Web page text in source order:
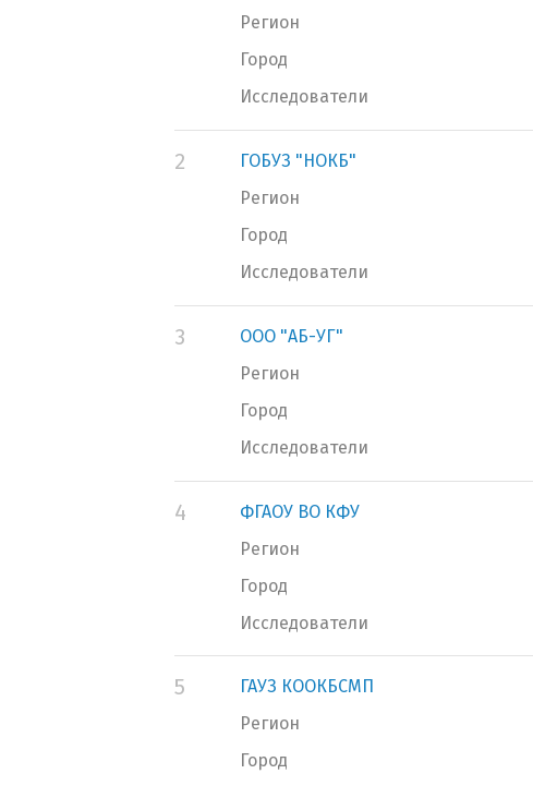
Регион
Город
Исследователи
2
ГОБУЗ "НОКБ"
Регион
Город
Исследователи
3
ООО "АБ-УГ"
Регион
Город
Исследователи
4
ФГАОУ ВО КФУ
Регион
Город
Исследователи
5
ГАУЗ КООКБСМП
Регион
Город